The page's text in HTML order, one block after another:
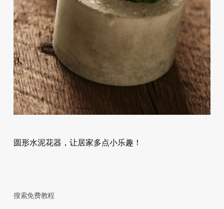
圆形水泥花器，让居家多点小乐趣！
搜索免费教程